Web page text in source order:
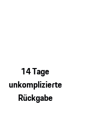
14 Tage
unkomplizierte
Rückgabe